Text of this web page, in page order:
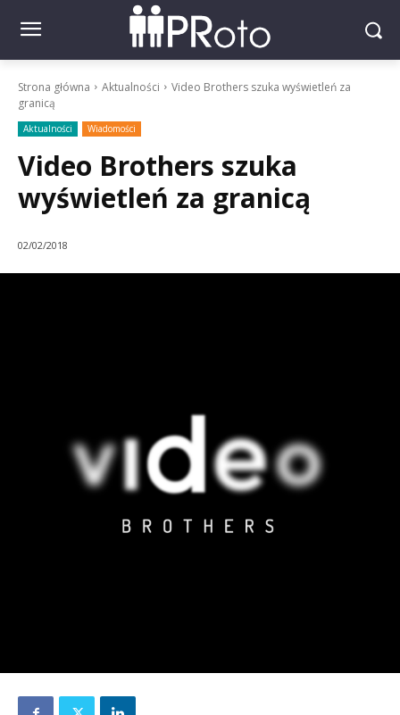
Strona główna Aktualności
Video Brothers szuka wyświetleń za
granicą
Aktualności Wiadomości
Video Brothers szuka
wyświetleń za granicą
02/02/2018